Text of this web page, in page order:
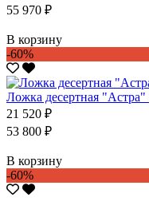
55 970 ₽
В корзину
-60%
Ложка десертная "Астра"
21 520 ₽
53 800 ₽
В корзину
-60%